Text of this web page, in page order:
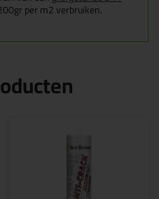
per m2 verbruiken.